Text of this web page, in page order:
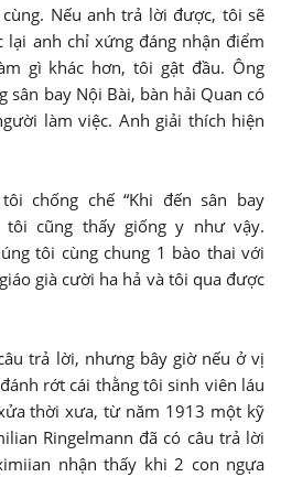
Nếu anh trả lời được, tôi sẽ
lại anh chỉ xứng đáng nhận điểm
gì khác hơn, tôi gật đầu. Ông
sân bay Nội Bài, bàn hải Quan có
làm việc. Anh giải thích hiện
chống chế “Khi đến sân bay
tôi cũng thấy giống y như vậy.
tôi cùng chung 1 bào thai với
già cười ha hả và tôi qua được
trả lời, nhưng bây giờ nếu ở vị
rớt cái thằng tôi sinh viên láu
thời xưa, từ năm 1913 một kỹ
Ringelmann đã có câu trả lời
nhận thấy khi 2 con ngựa